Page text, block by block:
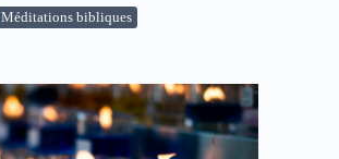
Méditations bibliques